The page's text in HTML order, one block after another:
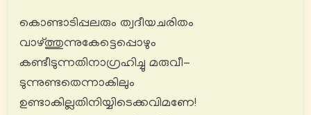
കൊണ്ടാടിപ്പലരും ത്വദീയചരിതം
വാഴ്ത്തുന്നുകേട്ടെപ്പൊഴും
കണ്ടീടുന്നതിനാഗ്രഹിച്ചു മരുവീ-
ടുന്നുണ്ടതെന്നാകിലും
ഉണ്ടാകില്ലതിനിയ്യിടെക്കവിമണേ!